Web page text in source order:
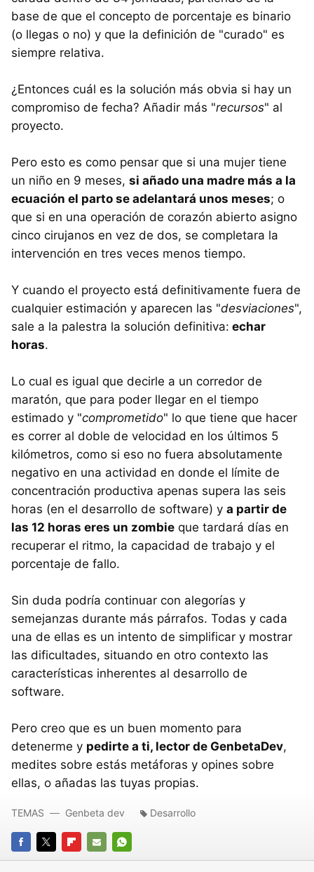
base de que el concepto de porcentaje es binario
(o llegas o no) y que la definición de "curado" es
siempre relativa.
¿Entonces cuál es la solución más obvia si hay un
compromiso de fecha? Añadir más "recursos" al
proyecto.
Pero esto es como pensar que si una mujer tiene
un niño en 9 meses, si añado una madre más a la
ecuación el parto se adelantará unos meses; o
que si en una operación de corazón abierto asigno
cinco cirujanos en vez de dos, se completara la
intervención en tres veces menos tiempo.
Y cuando el proyecto está definitivamente fuera de
cualquier estimación y aparecen las "desviaciones",
sale a la palestra la solución definitiva: echar
horas.
Lo cual es igual que decirle a un corredor de
maratón, que para poder llegar en el tiempo
estimado y "comprometido" lo que tiene que hacer
es correr al doble de velocidad en los últimos 5
kilómetros, como si eso no fuera absolutamente
negativo en una actividad en donde el límite de
concentración productiva apenas supera las seis
horas (en el desarrollo de software) y a partir de
las 12 horas eres un zombie que tardará días en
recuperar el ritmo, la capacidad de trabajo y el
porcentaje de fallo.
Sin duda podría continuar con alegorías y
semejanzas durante más párrafos. Todas y cada
una de ellas es un intento de simplificar y mostrar
las dificultades, situando en otro contexto las
características inherentes al desarrollo de
software.
Pero creo que es un buen momento para
detenerme y pedirte a ti, lector de GenbetaDev,
medites sobre estás metáforas y opines sobre
ellas, o añadas las tuyas propias.
FACEBOOK
TWITTERFLIPBOARD
E- WHATSAPP
TEMAS Genbeta dev Desarrollo